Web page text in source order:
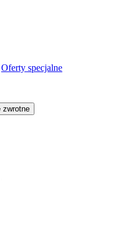
Oferty specjalne
zwrotne